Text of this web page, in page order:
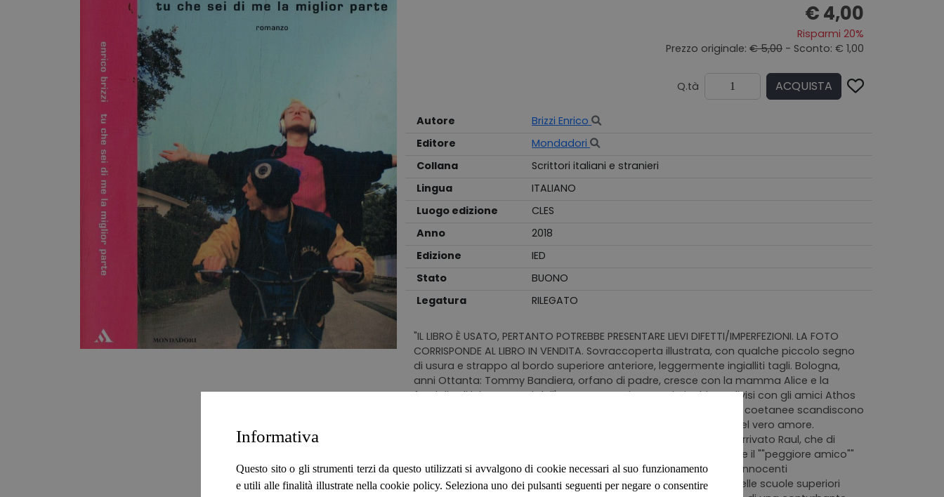
€ 4,00
Risparmi 20%
Prezzo originale: € 5,00 - Sconto: € 1,00
Q.tà ACQUISTA
Autore
Brizzi Enrico
Editore
Mondadori
Collana
Scrittori italiani e stranieri
Lingua
ITALIANO
Luogo edizione
CLES
Anno
2018
Edizione
IED
Stato
BUONO
Legatura
RILEGATO
"IL LIBRO È USATO, PERTANTO POTREBBE PRESENTARE LIEVI DIFETTI/IMPERFEZIONI. LA FOTO
CORRISPONDE AL LIBRO IN VENDITA. Sovraccoperta illustrata, con qualche piccolo segno
di usura e strappo al bordo superiore anteriore, leggermente ingialliti tagli. Bologna,
anni Ottanta: Tommy Bandiera, orfano di padre, cresce con la mamma Alice e la
famiglia di lei. I racconti dell'avventuroso zio Ianez, i giochi condivisi con gli amici Athos
e Selva fra cortile e parrocchia, e le prime, timide, relazioni con le coetanee scandiscono
le tappe della sua crescita sino alla sconvolgente apparizione del vero amore.
L'impareggiabile Ester, però, fa battere il cuore anche al nuovo arrivato Raul, che di
Tommy diventerà la guida e la nemesi, il modello irraggiungibile e il ""peggiore amico""
capace di scortarlo attraverso le prove iniziatiche tutt'altro che innocenti
dell'adolescenza. L'asimmetrico triangolo che li lega negli anni delle scuole superiori
Informativa
Questo sito o gli strumenti terzi da questo utilizzati si avvalgono di cookie necessari al suo funzionamento
e utili alle finalità illustrate nella cookie policy. Seleziona uno dei pulsanti seguenti per negare o consentire